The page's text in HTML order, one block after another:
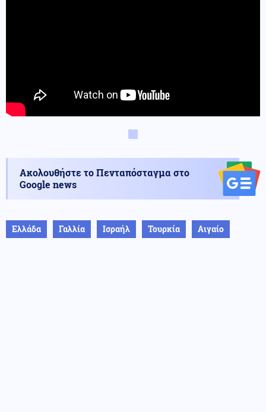
Ακολουθήστε το Πενταπόσταγμα στο
Google news
Ελλάδα Γαλλία Ισραήλ Τουρκία Αιγαίο